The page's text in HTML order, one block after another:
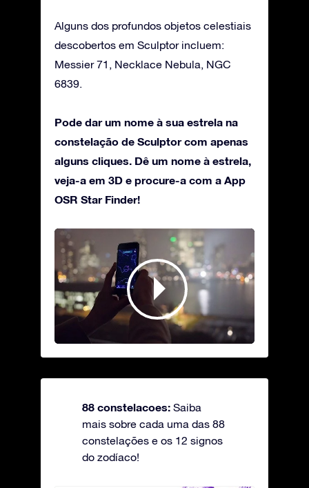
Alguns dos profundos objetos celestiais
descobertos em Sculptor incluem:
Messier 71, Necklace Nebula, NGC
6839.
Pode dar um nome à sua estrela na
constelação de Sculptor com apenas
alguns cliques. Dê um nome à estrela,
veja-a em 3D e procure-a com a App
OSR Star Finder!
88 constelacoes: Saiba
mais sobre cada uma das 88
constelações e os 12 signos
do zodíaco!